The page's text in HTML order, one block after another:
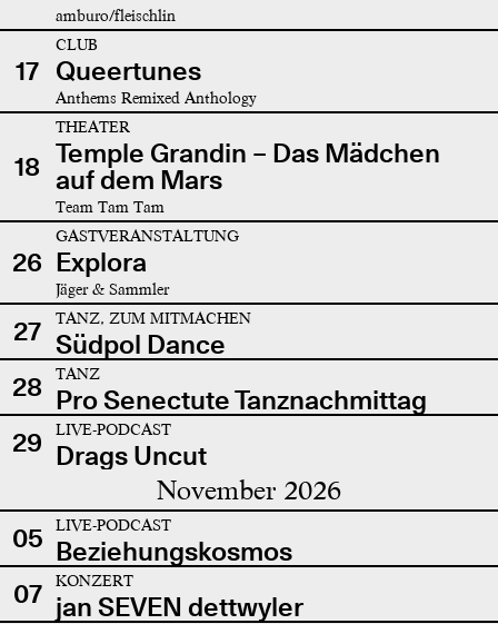
amburo/fleischlin
17
CLUB
Queertunes
Anthems Remixed Anthology
18
THEATER
Temple Grandin – Das Mädchen
auf dem Mars
Team Tam Tam
26
GASTVERANSTALTUNG
Explora
Jäger & Sammler
27 TANZ, ZUM MITMACHEN
Südpol Dance
28
TANZ
Pro Senectute Tanznachmittag
29
LIVE-PODCAST
Drags Uncut
November 2026
05 LIVE-PODCAST
Beziehungskosmos
07
KONZERT
jan SEVEN dettwyler